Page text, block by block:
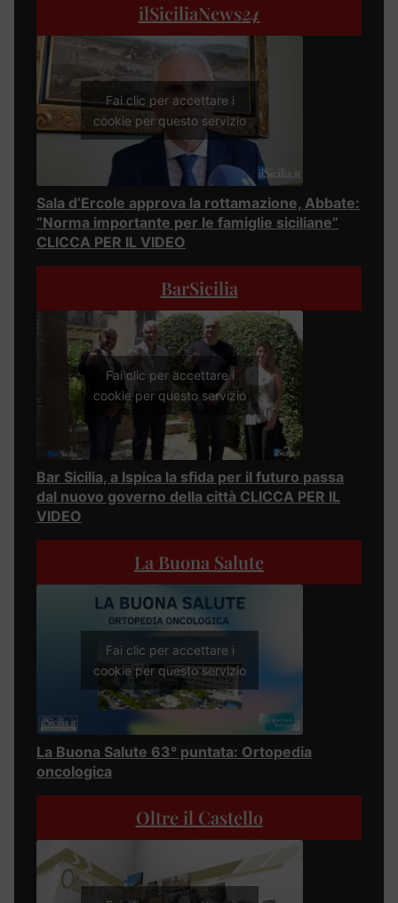
ilSiciliaNews24
Fai clic per accettare i
cookie per questo servizio
Sala d’Ercole approva la rottamazione, Abbate:
“Norma importante per le famiglie siciliane”
CLICCA PER IL VIDEO
BarSicilia
Fai clic per accettare i
cookie per questo servizio
Bar Sicilia, a Ispica la sfida per il futuro passa
dal nuovo governo della città CLICCA PER IL
VIDEO
La Buona Salute
Fai clic per accettare i
cookie per questo servizio
La Buona Salute 63° puntata: Ortopedia
oncologica
Oltre il Castello